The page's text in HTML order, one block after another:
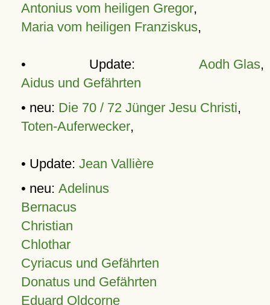
Antonius vom heiligen Gregor,
Maria vom heiligen Franziskus,
• Update: Aodh Glas,
Aidus und Gefährten
• neu: Die 70 / 72 Jünger Jesu Christi,
Toten-Auferwecker,
• Update: Jean Vallière
• neu: Adelinus
Bernacus
Christian
Chlothar
Cyriacus und Gefährten
Donatus und Gefährten
Eduard Oldcorne